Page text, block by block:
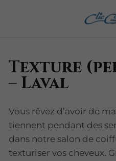
Texture
– Laval
Vous rêvez d’avoir de
tiennent pendant des
dans notre salon de
texturiser vos cheveux.